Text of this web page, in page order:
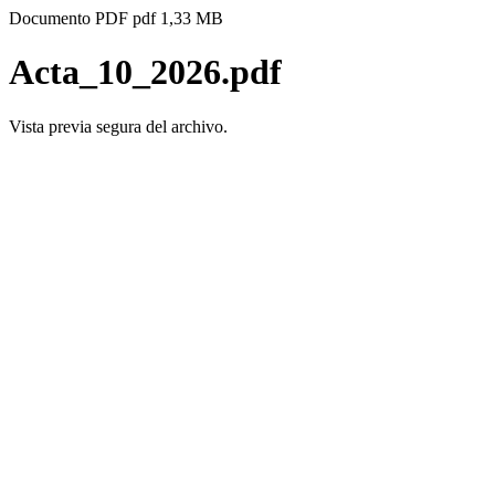
Documento PDF pdf 1,33 MB
Acta_10_2026.pdf
Vista previa segura del archivo.